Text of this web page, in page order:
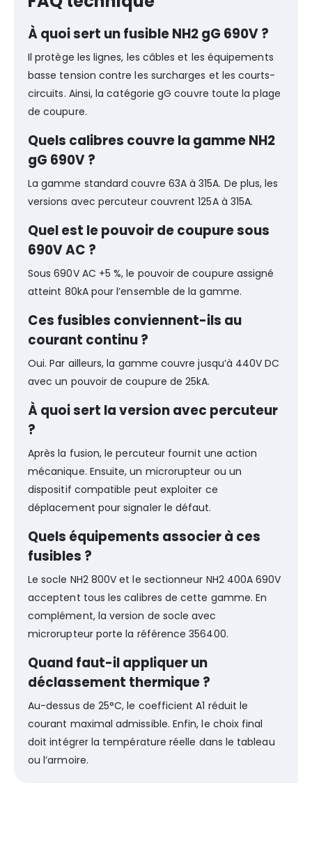
À quoi sert un fusible NH2 gG 690V ?
Il protège les lignes, les câbles et les équipements
basse tension contre les surcharges et les courts-
circuits. Ainsi, la catégorie gG couvre toute la plage
de coupure.
Quels calibres couvre la gamme NH2
gG 690V ?
La gamme standard couvre 63A à 315A. De plus, les
versions avec percuteur couvrent 125A à 315A.
Quel est le pouvoir de coupure sous
690V AC ?
Sous 690V AC +5 %, le pouvoir de coupure assigné
atteint 80kA pour l’ensemble de la gamme.
Ces fusibles conviennent-ils au
courant continu ?
Oui. Par ailleurs, la gamme couvre jusqu’à 440V DC
avec un pouvoir de coupure de 25kA.
À quoi sert la version avec percuteur
?
Après la fusion, le percuteur fournit une action
mécanique. Ensuite, un microrupteur ou un
dispositif compatible peut exploiter ce
déplacement pour signaler le défaut.
Quels équipements associer à ces
fusibles ?
Le socle NH2 800V et le sectionneur NH2 400A 690V
acceptent tous les calibres de cette gamme. En
complément, la version de socle avec
microrupteur porte la référence 356400.
Quand faut-il appliquer un
déclassement thermique ?
Au-dessus de 25°C, le coefficient A1 réduit le
courant maximal admissible. Enfin, le choix final
doit intégrer la température réelle dans le tableau
ou l’armoire.